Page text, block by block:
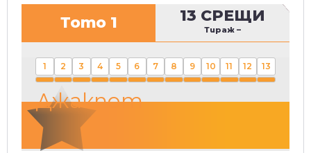
Тото 1 13 СРЕЩИ
Тираж –
1 2 3 4 5 6 7 8 9 10 11 12 13
Джакпот